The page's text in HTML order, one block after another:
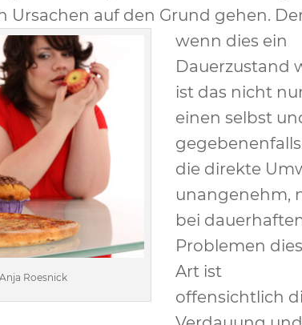
Ursachen auf den Grund gehen.
Roesnick
wenn dies ein
Dauerzustand
ist das nicht
einen selbst
die direkte
unangenehm,
bei
Problemen
Art ist
offensichtlich